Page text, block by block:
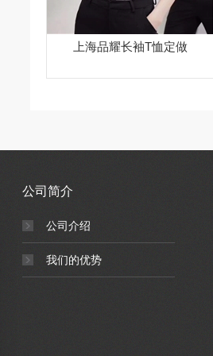
上海品耀长袖T恤定做
公司简介
公司介绍
我们的优势